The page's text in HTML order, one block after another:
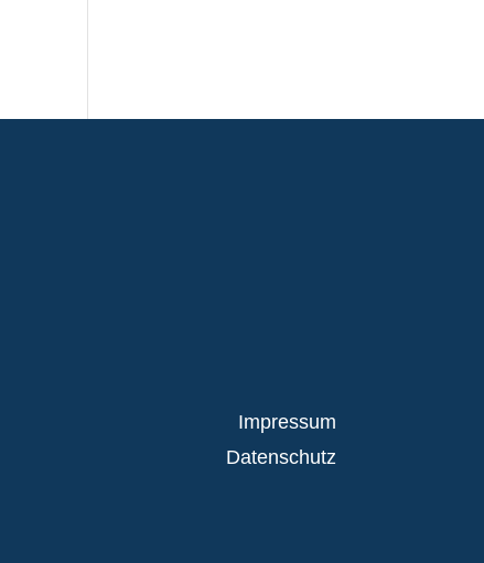
Impressum
Datenschutz